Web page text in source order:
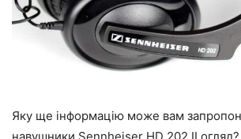
Яку ще інформацію може вам
навушники Sennheiser HD 202 II